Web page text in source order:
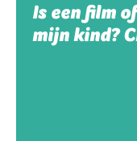
Is een film
mijn kind?